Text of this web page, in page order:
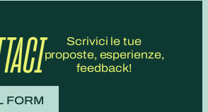
Scrivici le tue
proposte, esperienze,
feedback!
FORM